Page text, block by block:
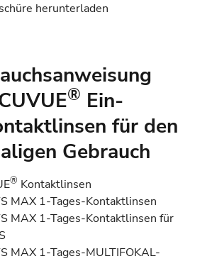
herunterladen
® Ein-
für den
Gebrauch
® Kontaktlinsen
MAX 1-Tages-Kontaktlinsen
MAX 1-Tages-Kontaktlinsen für
MAX 1-Tages-MULTIFOKAL-